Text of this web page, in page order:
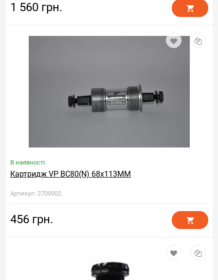
1 560 грн.
В наявності
Картридж VP BC80(N) 68x113MM
Артикул: 2700002
456 грн.